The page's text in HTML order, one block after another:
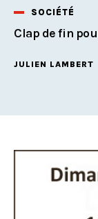
SOCIÉTÉ
Clap de fin
JULIEN LAMBERT